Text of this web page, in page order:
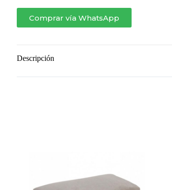
Comprar vía WhatsApp
Descripción